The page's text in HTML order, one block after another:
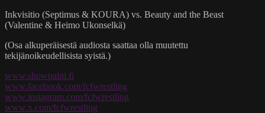
Inkvisitio (Septimus & KOURA) vs. Beauty and the Beast
(Valentine & Heimo Ukonselkä)
(Osa alkuperäisestä audiosta saattaa olla muutettu
tekijänoikeudellisista syistä.)
www.showpaini.fi
www.facebook.com/fcfwrestling
www.instagram.com/fcfwrestling
www.x.com/fcfwrestling